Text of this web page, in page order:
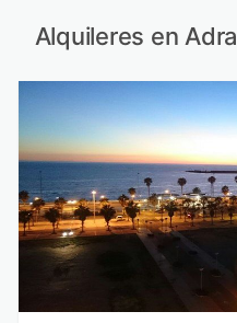
Alquileres en Adra